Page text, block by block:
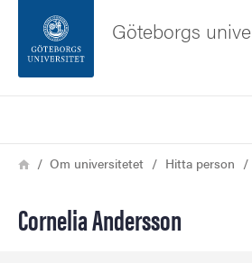
Sidfoten
Göteborgs
Länkstig
HemOm universitetet Hitta person
Cornelia Andersson